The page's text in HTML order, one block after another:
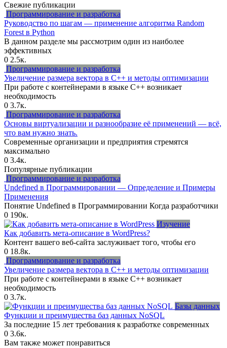
Свежие публикации
Программирование и разработка
Руководство по шагам — применение алгоритма Random
Forest в Python
В данном разделе мы рассмотрим один из наиболее
эффективных
0 2.5к.
Программирование и разработка
Увеличение размера вектора в C++ и методы оптимизации
При работе с контейнерами в языке C++ возникает
необходимость
0 3.7к.
Программирование и разработка
Основы виртуализации и разнообразие её применений — всё,
что вам нужно знать.
Современные организации и предприятия стремятся
максимально
0 3.4к.
Популярные публикации
Программирование и разработка
Undefined в Программировании — Определение и Примеры
Применения
Понятие Undefined в Программировании Когда разработчики
0 190к.
Изучение
Как добавить мета-описание в WordPress?
Контент вашего веб-сайта заслуживает того, чтобы его
0 18.8к.
Программирование и разработка
Увеличение размера вектора в C++ и методы оптимизации
При работе с контейнерами в языке C++ возникает
необходимость
0 3.7к.
Базы данных
Функции и преимущества баз данных NoSQL
За последние 15 лет требования к разработке современных
0 3.6к.
Вам также может понравиться